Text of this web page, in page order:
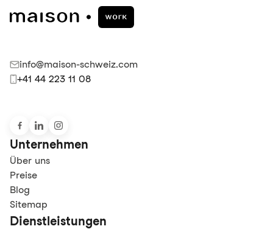
info@maison-schweiz.com
+41 44 223 11 08
Unternehmen
Über uns
Preise
Blog
Sitemap
Dienstleistungen